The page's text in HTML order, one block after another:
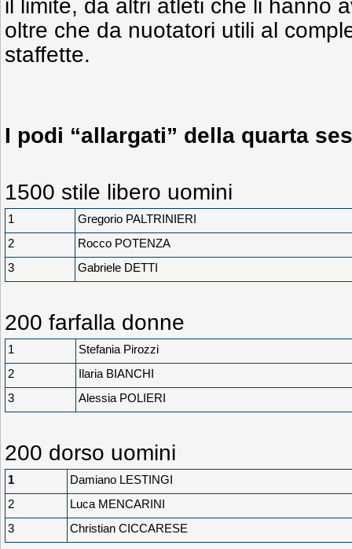
il limite, da altri atleti che li hanno
oltre che da nuotatori utili al
staffette.
I podi “allargati” della quarta
1500 stile libero uomini
1
Gregorio PALTRINIERI
2
Rocco POTENZA
3
Gabriele DETTI
200 farfalla donne
1
Stefania Pirozzi
2
Ilaria BIANCHI
3
Alessia POLIERI
200 dorso uomini
1
Damiano LESTINGI
2
Luca MENCARINI
3
Christian CICCARESE